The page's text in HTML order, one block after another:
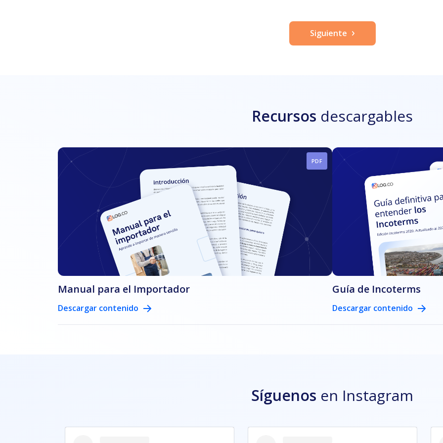
Siguiente
Recursos descargables
PDF
Manual para el Importador
Descargar contenido
Guía de Incoterms
Descargar contenido
Síguenos en Instagram